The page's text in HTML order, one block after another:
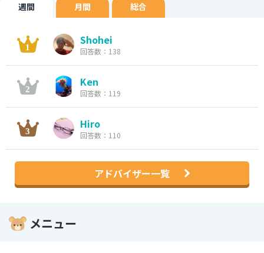
週間 月間 総合
Shohei
回答数：138
Ken
回答数：119
Hiro
回答数：110
アドバイザー一覧
メニュー